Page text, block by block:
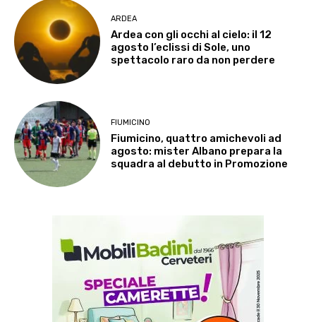
ARDEA
Ardea con gli occhi al cielo: il 12
agosto l’eclissi di Sole, uno
spettacolo raro da non perdere
FIUMICINO
Fiumicino, quattro amichevoli ad
agosto: mister Albano prepara la
squadra al debutto in Promozione